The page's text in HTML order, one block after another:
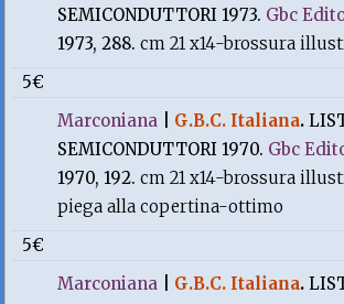
SEMICONDUTTORI 1973. Gbc
1973, 288.cm 21 x14-brossura
5€
Marconiana
G.B.C. Italiana.
SEMICONDUTTORI 1970. Gbc
1970, 192.cm 21 x14-brossura
piega alla copertina-ottimo
5€
Marconiana
G.B.C. Italiana.